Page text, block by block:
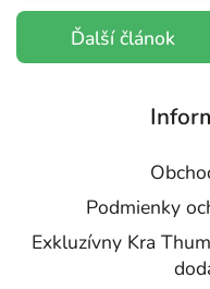
Ďalší článok
Podmienky
Exkluzívny Kra